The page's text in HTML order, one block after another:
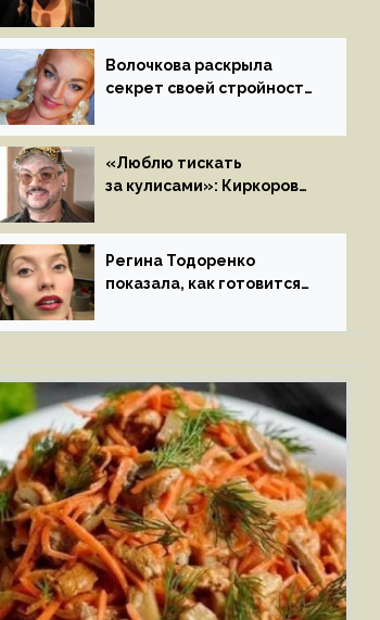
этим летом
Волочкова раскрыла
секрет своей стройности:
страстные…»
«Люблю тискать
за кулисами»: Киркоров
к молодой особе
Регина Тодоренко
показала, как готовится
ребенка